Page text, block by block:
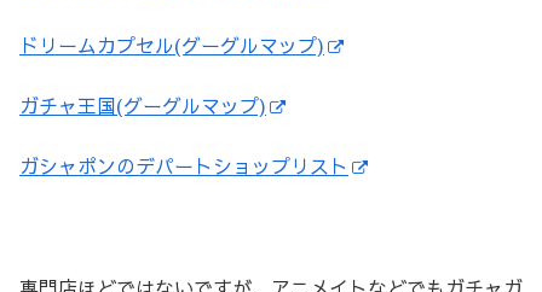
ドリームカプセル(グーグルマップ)
ガチャ王国(グーグルマップ)
ガシャポンのデパートショップリスト